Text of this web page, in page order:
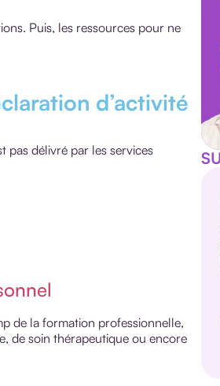
Puis, les ressources pour ne
d’activité
pas délivré par les services
de la formation professionnelle,
de soin thérapeutique ou encore